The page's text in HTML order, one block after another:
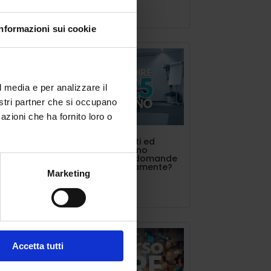
sui cookie
e per analizzare il
partner che si occupano
che ha fornito loro o
Marketing
Accetta tutti
di
INDIRE triennalisti ed
estero. Si possono
presentare più domande
contemporaneamente?